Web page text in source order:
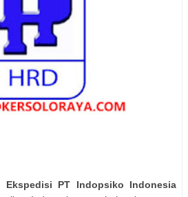
Ekspedisi PT Indopsiko Indonesia